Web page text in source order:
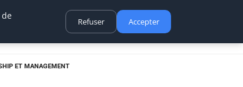
ET MANAGEMENT
Refuser Accepter